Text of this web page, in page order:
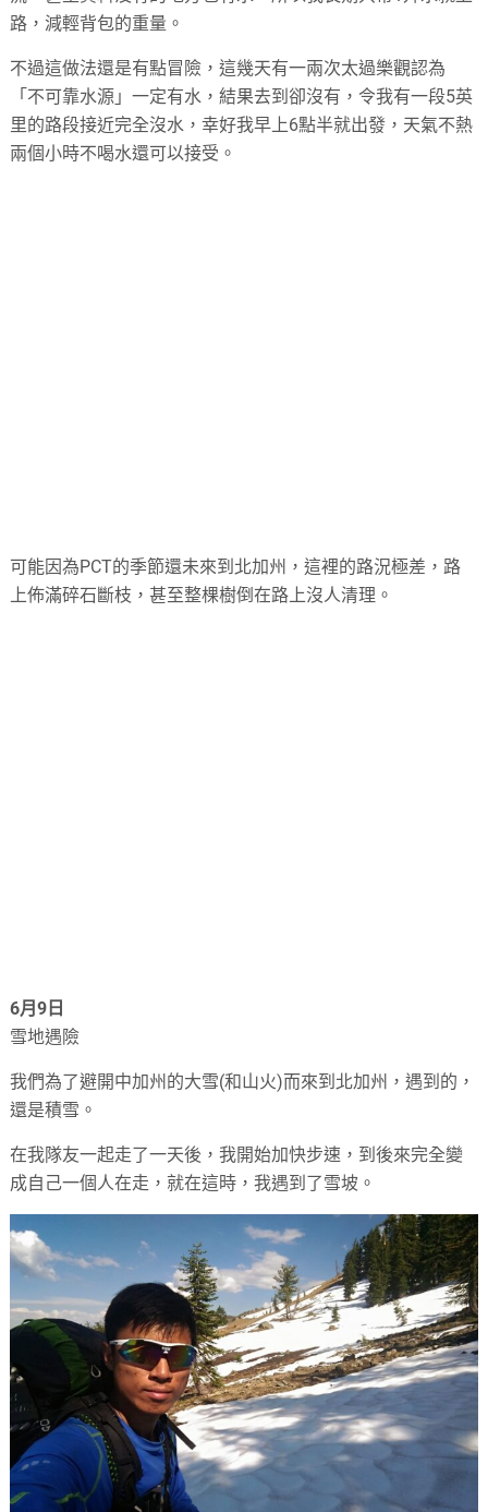
路，減輕背包的重量。
不過這做法還是有點冒險，這幾天有一兩次太過樂觀認為
「不可靠水源」一定有水，結果去到卻沒有，令我有一段5英
里的路段接近完全沒水，幸好我早上6點半就出發，天氣不熱
兩個小時不喝水還可以接受。
可能因為PCT的季節還未來到北加州，這裡的路況極差，路
上佈滿碎石斷枝，甚至整棵樹倒在路上沒人清理。
6月9日
雪地遇險
我們為了避開中加州的大雪(和山火)而來到北加州，遇到的，
還是積雪。
在我隊友一起走了一天後，我開始加快步速，到後來完全變
成自己一個人在走，就在這時，我遇到了雪坡。